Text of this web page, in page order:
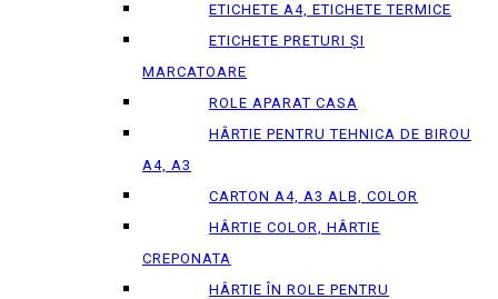
ETICHETE A4, ETICHETE TERMICE
ETICHETE PRETURI ȘI
MARCATOARE
ROLE APARAT CASA
HÂRTIE PENTRU TEHNICA DE BIROU
A4, A3
CARTON A4, A3 ALB, COLOR
HÂRTIE COLOR, HÂRTIE
CREPONATA
HÂRTIE ÎN ROLE PENTRU